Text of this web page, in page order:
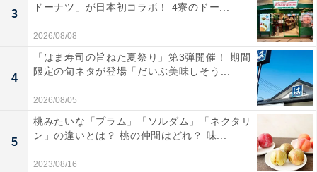
3
ドーナツ」が日本初コラボ！ 4寮のドー...
2026/08/08
4
「はま寿司の旨ねた夏祭り」第3弾開催！ 期間
限定の旬ネタが登場「だいぶ美味しそう...
2026/08/05
5
桃みたいな「プラム」「ソルダム」「ネクタリ
ン」の違いとは？ 桃の仲間はどれ？ 味...
2023/08/16